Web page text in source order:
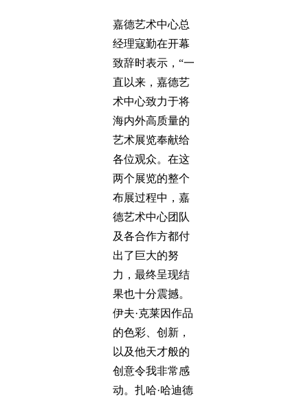
嘉德艺术中心总
经理寇勤在开幕
致辞时表示，“一
直以来，嘉德艺
术中心致力于将
海内外高质量的
艺术展览奉献给
各位观众。在这
两个展览的整个
布展过程中，嘉
德艺术中心团队
及各合作方都付
出了巨大的努
力，最终呈现结
果也十分震撼。
伊夫·克莱因作品
的色彩、创新，
以及他天才般的
创意令我非常感
动。扎哈·哈迪德